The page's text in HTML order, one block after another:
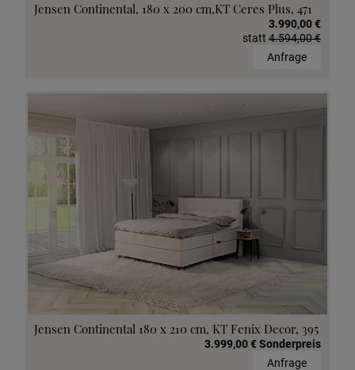
Jensen Continental, 180 x 200 cm,KT Ceres Plus, 471
3.990,00 €
statt 4.594,00 €
Anfrage
Jensen Continental 180 x 210 cm, KT Fenix Decor, 395
3.999,00 € Sonderpreis
Anfrage